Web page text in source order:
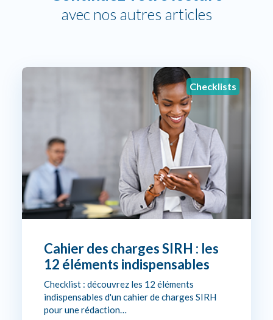
avec nos autres articles
Checklists
Cahier des charges SIRH : les
12 éléments indispensables
Checklist : découvrez les 12 éléments
indispensables d'un cahier de charges SIRH
pour une rédaction…